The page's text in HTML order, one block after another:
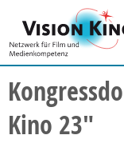
Kino 23"